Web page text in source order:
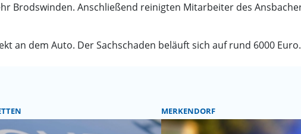
Brodswinden. Anschließend reinigten Mitarbeiter des
an dem Auto. Der Sachschaden beläuft sich auf rund 6000 Euro.
MERKENDORF